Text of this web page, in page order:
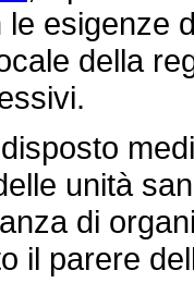
esigenze
della
unità
di
il parere